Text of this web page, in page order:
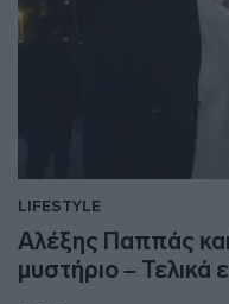
LIFESTYLE
Αλέξης Παππάς
μυστήριο – Τελικά